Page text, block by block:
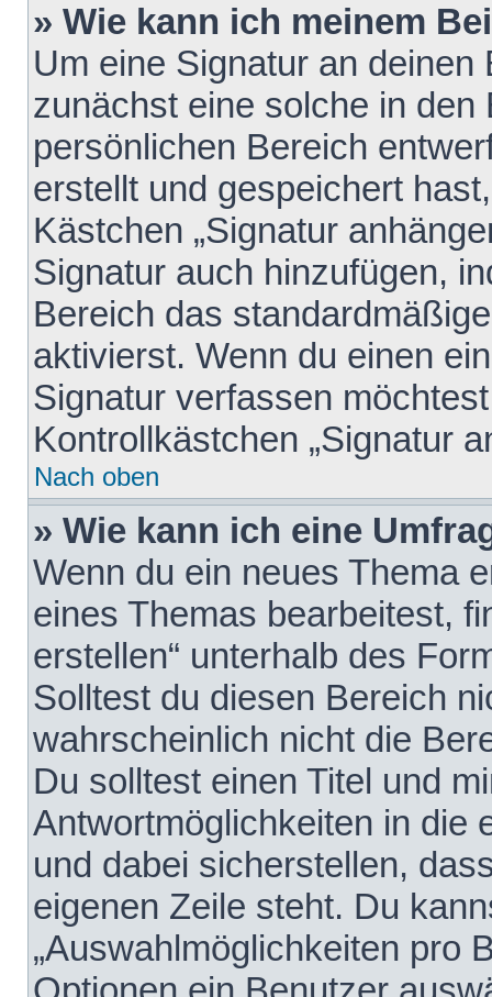
» Wie kann ich meinem
Um eine Signatur an
zunächst eine solche in den
persönlichen Bereich
erstellt und gespeichert
Kästchen „Signatur
Signatur auch hinzufügen,
Bereich das
aktivierst. Wenn du einen
Signatur verfassen
Kontrollkästchen „Signatur
Nach oben
» Wie kann ich eine
Wenn du ein neues Thema
eines Themas bearbeitest,
erstellen“ unterhalb des
Solltest du diesen Bereich
wahrscheinlich nicht die
Du solltest einen Titel und
Antwortmöglichkeiten in die
und dabei sicherstellen,
eigenen Zeile steht. Du
„Auswahlmöglichkeiten pro